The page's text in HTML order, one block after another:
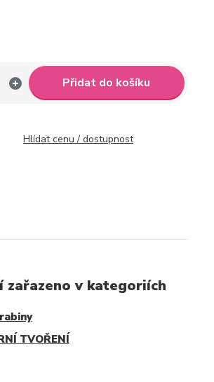
Přidat do košíku
Hlídat cenu / dostupnost
zařazeno v kategoriích
TVOŘENÍ